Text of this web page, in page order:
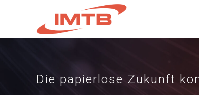
Die papierlose Zukunft